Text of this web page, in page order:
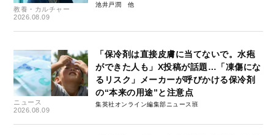
教養・カルチャー
2026.08.09
池井戸潤
ニュース
2026.08.09
「保冷剤は直接皮膚に当てないで。水疱
ができた人も」X投稿が話題…「凍傷にな
るリスク」メーカーが呼びかける保冷剤
の“本来の用途”と注意点
集英社オンライン編集部ニュース班